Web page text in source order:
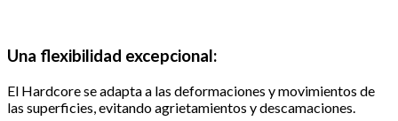
Una flexibilidad excepcional:
El Hardcore se adapta a las deformaciones y movimientos de
las superficies, evitando agrietamientos y descamaciones.